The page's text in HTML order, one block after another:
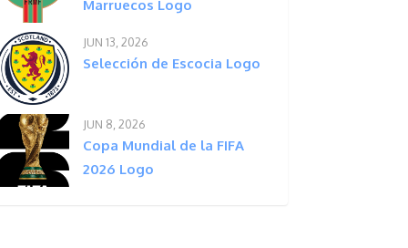
Marruecos Logo
JUN 13, 2026
Selección de Escocia Logo
JUN 8, 2026
Copa Mundial de la FIFA
2026 Logo